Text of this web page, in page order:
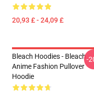
20,93 £ - 24,09 £
Bleach Hoodies - Bleach
Anime Fashion Pullover
Hoodie
-